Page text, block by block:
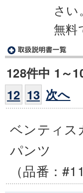
さい
無料
128件中 1～
12 13 次へ
ベンティス
パンツ
（品番：